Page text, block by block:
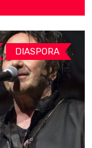
, DIASPORA ,